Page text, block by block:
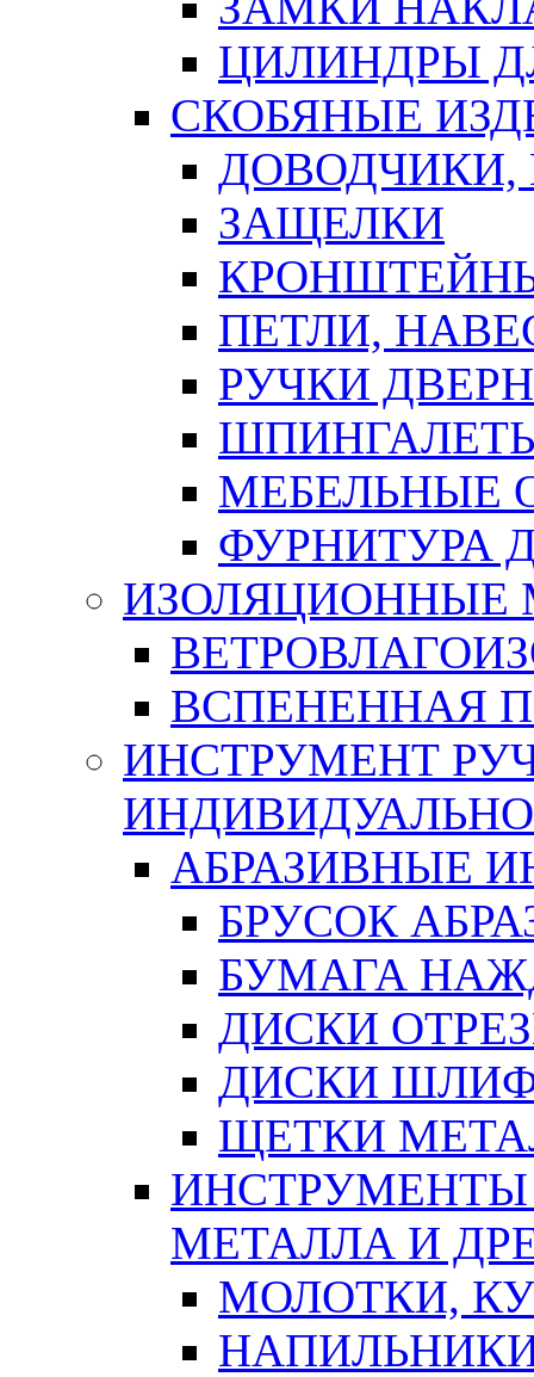
ЦИЛИНДРЫ
СКОБЯНЫЕ
ЗАЩЕЛКИ
ПЕТЛИ,
РУЧКИ
МЕБЕЛЬНЫЕ
ФУРНИТУРА
ИЗОЛЯЦИОННЫЕ
ВСПЕНЕННАЯ
ИНСТРУМЕНТ
АБРАЗИВНЫЕ
БРУСОК
БУМАГА
ДИСКИ
ДИСКИ
ЩЕТКИ
ИНСТРУМЕНТЫ
МЕТАЛЛА И
МОЛОТКИ,